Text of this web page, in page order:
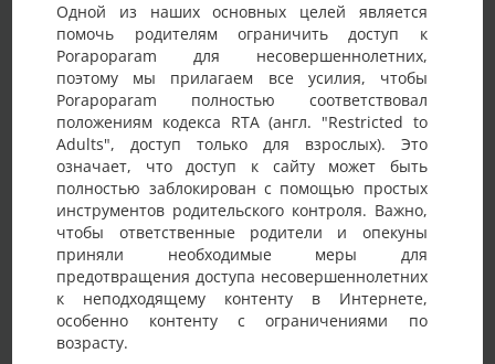
Одной из наших основных целей является
помочь родителям ограничить доступ к
Porapoparam для несовершеннолетних,
поэтому мы прилагаем все усилия, чтобы
Porapoparam полностью соответствовал
положениям кодекса RTA (англ. "Restricted to
Adults", доступ только для взрослых). Это
означает, что доступ к сайту может быть
полностью заблокирован с помощью простых
инструментов родительского контроля. Важно,
чтобы ответственные родители и опекуны
приняли необходимые меры для
предотвращения доступа несовершеннолетних
к неподходящему контенту в Интернете,
особенно контенту с ограничениями по
возрасту.
Фото Активность
Детали анкеты
Имя на сайте
Couplе
Возраст
40-45 лет
Страна
Украина
Город Киев